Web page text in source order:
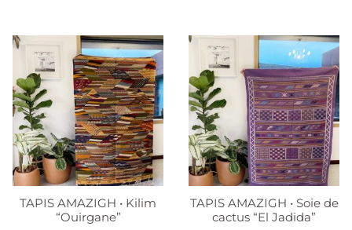
TAPIS AMAZIGH • Kilim
“Ouirgane”
TAPIS AMAZIGH • Soie de
cactus “El Jadida”